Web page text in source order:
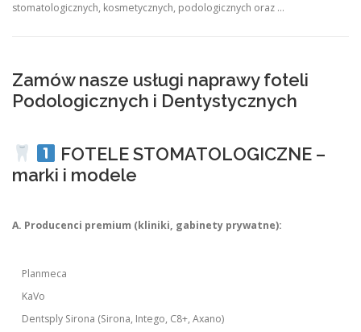
stomatologicznych, kosmetycznych, podologicznych oraz …
Zamów nasze usługi naprawy foteli
Podologicznych i Dentystycznych
FOTELE STOMATOLOGICZNE –
marki i modele
A. Producenci premium (kliniki, gabinety prywatne):
Planmeca
KaVo
Dentsply Sirona (Sirona, Intego, C8+, Axano)